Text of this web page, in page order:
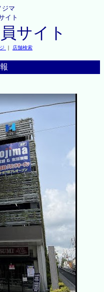
ジマ
イト
サイト
｜ 店舗検索